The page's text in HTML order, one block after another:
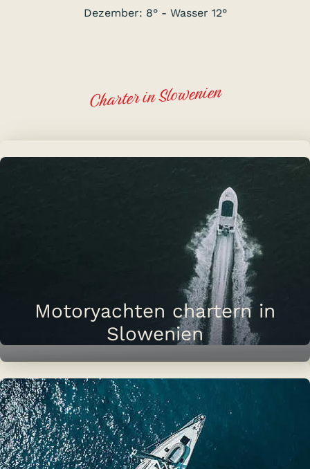
Dezember: 8° - Wasser 12°
Charter in Slowenien
Motoryachten chartern in
Slowenien